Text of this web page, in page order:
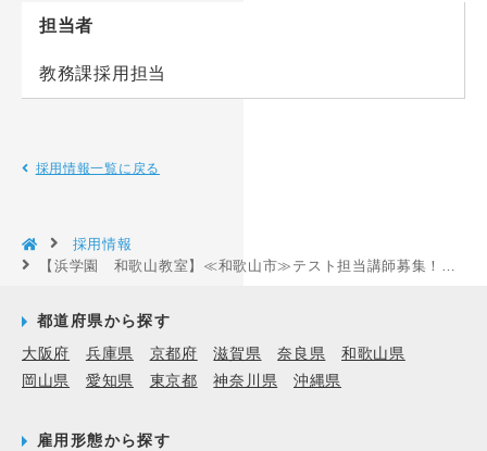
担当者
教務課採用担当
採用情報一覧に戻る
採用情報
【浜学園 和歌山教室】≪和歌山市≫テスト担当講師募集！週1日～1日2時間から相談可能◆大学生活躍中♪［和歌山県和歌山市］
都道府県から探す
大阪府
兵庫県 京都府 滋賀県 奈良県
和歌山県
岡山県
愛知県 東京都 神奈川県 沖縄県
雇用形態から探す